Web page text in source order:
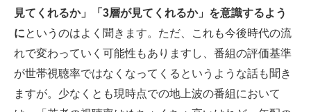
見てくれるか」「3層が見てくれるか」を意識するよう
にというのはよく聞きます。ただ、これも今後時代の流
れで変わっていく可能性もありますし、番組の評価基準
が世帯視聴率ではなくなってくるというような話も聞き
ますが。少なくとも現時点での地上波の番組において